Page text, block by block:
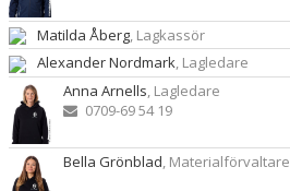
Matilda Åberg, Lagkassör
Alexander Nordmark, Lagledare
Anna Arnells, Lagledare
0709-69 54 19
Bella Grönblad, Materialförvaltare